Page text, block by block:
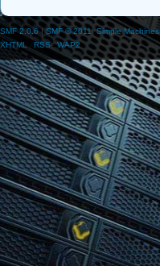
SMF 2.0.6|SMF © 2011,Simple Machines
XHTML
RSS WAP2